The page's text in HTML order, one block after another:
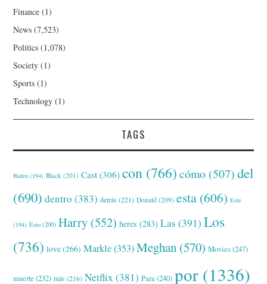
Finance (1)
News (7,523)
Politics (1,078)
Society (1)
Sports (1)
Technology (1)
TAGS
Biden (194) Black (201) Cast (306) con (766) cómo (507) del
(690) dentro (383) detrás (221) Donald (209) esta (606) Este
(194) Esto (200) Harry (552) heres (283) Las (391) Los
(736) love(266) Markle(353) Meghan (570) Movies(247)
muerte (232) más (216) Netflix (381) Para(240) por (1336)